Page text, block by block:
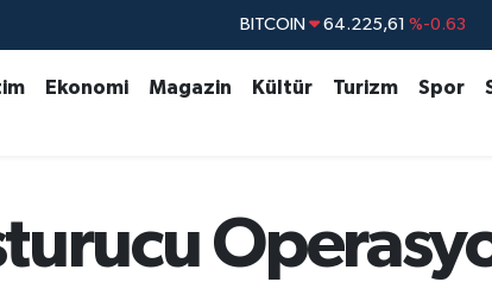
BITCOIN 64.225,61 %-0.63
BİST100 13.799 %70
Ekonomi Magazin Kültür Turizm Spor